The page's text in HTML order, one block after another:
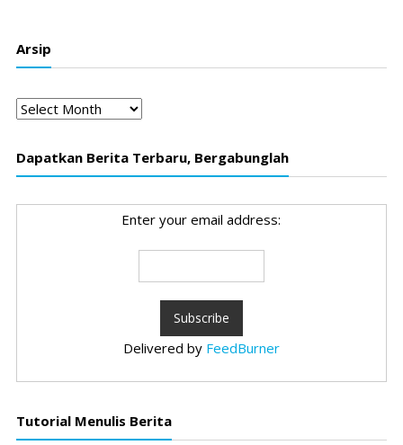
Arsip
Arsip
Dapatkan Berita Terbaru, Bergabunglah
Enter your email address:
Delivered by FeedBurner
Tutorial Menulis Berita